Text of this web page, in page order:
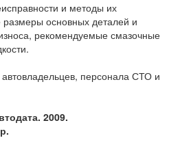
и методы их
основных деталей и
рекомендуемые смазочные
персонала СТО и
2009.